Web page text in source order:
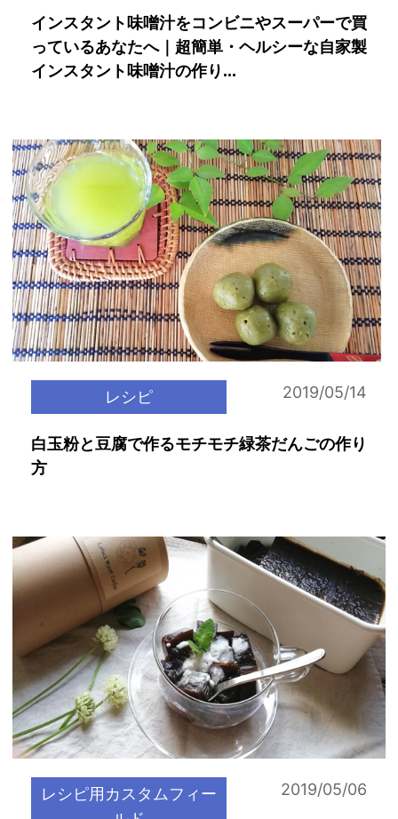
インスタント味噌汁をコンビニやスーパーで買
っているあなたへ｜超簡単・ヘルシーな自家製
インスタント味噌汁の作り...
レシピ 2019/05/14
白玉粉と豆腐で作るモチモチ緑茶だんごの作り
方
レシピ用カスタムフィー
2019/05/06